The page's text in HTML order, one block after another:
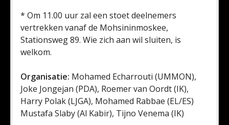
* Om 11.00 uur zal een stoet deelnemers
vertrekken vanaf de Mohsininmoskee,
Stationsweg 89. Wie zich aan wil sluiten, is
welkom.
Organisatie: Mohamed Echarrouti (UMMON),
Joke Jongejan (PDA), Roemer van Oordt (IK),
Harry Polak (LJGA), Mohamed Rabbae (EL/ES)
Mustafa Slaby (Al Kabir), Tijno Venema (IK)